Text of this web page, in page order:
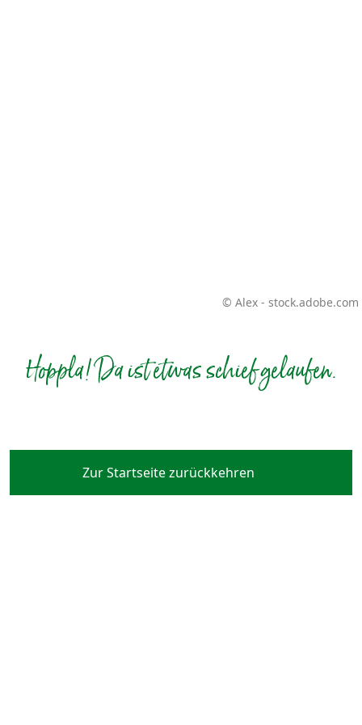
© Alex - stock.adobe.com
Hoppla! Da ist etwas schief gelaufen.
Zur Startseite zurückkehren